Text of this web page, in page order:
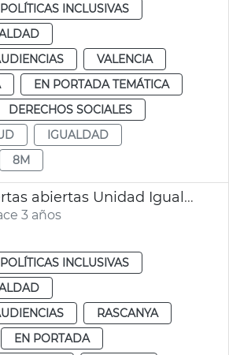
INCLUSIVAS
VALENCIA
EN PORTADA TEMÁTICA
DERECHOS SOCIALES
IGUALDAD
8M
Jornada puertas abiertas Unidad Igualdad Torrefiel-Orriols
3 años
INCLUSIVAS
RASCANYA
EN PORTADA